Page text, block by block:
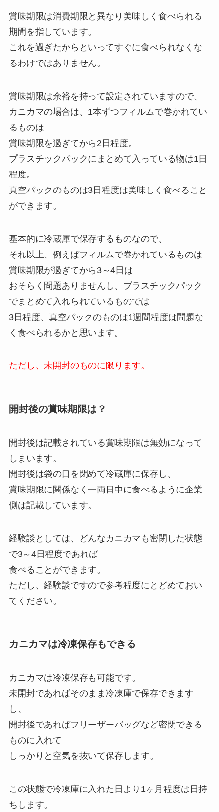
賞味期限は消費期限と異なり美味しく食べられる
期間を指しています。
これを過ぎたからといってすぐに食べられなくな
るわけではありません。
賞味期限は余裕を持って設定されていますので、
カニカマの場合は、1本ずつフィルムで巻かれてい
るものは
賞味期限を過ぎてから2日程度。
プラスチックパックにまとめて入っている物は1日
程度。
真空パックのものは3日程度は美味しく食べること
ができます。
基本的に冷蔵庫で保存するものなので、
それ以上、例えばフィルムで巻かれているものは
賞味期限が過ぎてから3～4日は
おそらく問題ありませんし、プラスチックパック
でまとめて入れられているものでは
3日程度、真空パックのものは1週間程度は問題な
く食べられるかと思います。
ただし、未開封のものに限ります。
開封後の賞味期限は？
開封後は記載されている賞味期限は無効になって
しまいます。
開封後は袋の口を閉めて冷蔵庫に保存し、
賞味期限に関係なく一両日中に食べるように企業
側は記載しています。
経験談としては、どんなカニカマも密閉した状態
で3～4日程度であれば
食べることができます。
ただし、経験談ですので参考程度にとどめておい
てください。
カニカマは冷凍保存もできる
カニカマは冷凍保存も可能です。
未開封であればそのまま冷凍庫で保存できます
し、
開封後であればフリーザーバッグなど密閉できる
ものに入れて
しっかりと空気を抜いて保存します。
この状態で冷凍庫に入れた日より1ヶ月程度は日持
ちします。